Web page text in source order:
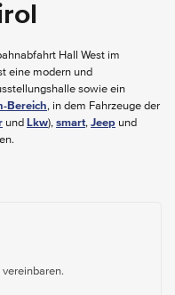
Hall West im
eine modern und
sowie ein
Bereich, in dem Fahrzeuge der
und Lkw), smart, Jeep und